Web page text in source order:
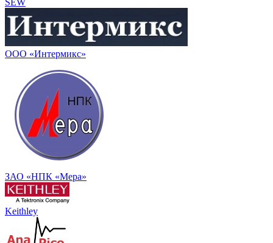
ООО «Интермикс»
ЗАО «НПК «Мера»
Keithley